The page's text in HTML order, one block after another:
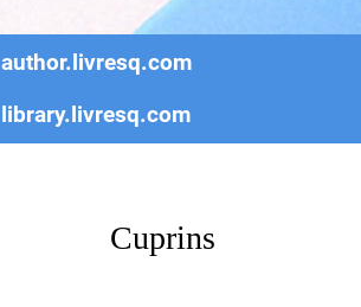
author.livresq.com
library.livresq.com
Cuprins